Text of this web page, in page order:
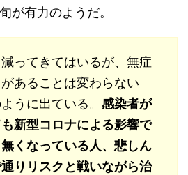
が有力のようだ。
ってきてはいるが、無症
あることは変わらない
うに出ている。 感染者が
新型コロナによる影響で
くなっている人、悲しん
りリスクと戦いながら治